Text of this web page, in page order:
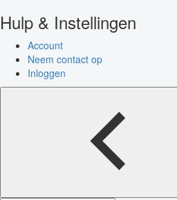
Hulp & Instellingen
Account
Neem contact op
Inloggen